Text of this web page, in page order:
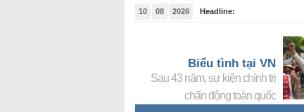
10 08 2026
Headline:
Biểu tình tại VN
Sau 43 năm, sự kiện chính trị
chấn động toàn quốc